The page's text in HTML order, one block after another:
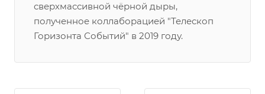
сверхмассивной чёрной дыры,
полученное коллаборацией "Телескоп
Горизонта Событий" в 2019 году.